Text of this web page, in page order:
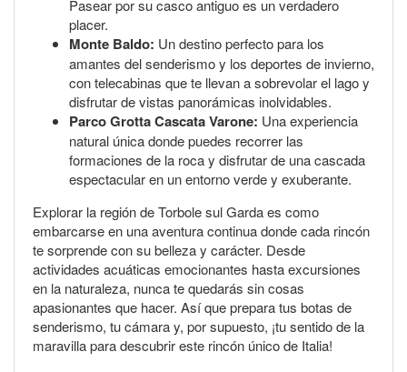
Pasear por su casco antiguo es un verdadero
placer.
Monte Baldo: Un destino perfecto para los
amantes del senderismo y los deportes de invierno,
con telecabinas que te llevan a sobrevolar el lago y
disfrutar de vistas panorámicas inolvidables.
Parco Grotta Cascata Varone: Una experiencia
natural única donde puedes recorrer las
formaciones de la roca y disfrutar de una cascada
espectacular en un entorno verde y exuberante.
Explorar la región de Torbole sul Garda es como
embarcarse en una aventura continua donde cada rincón
te sorprende con su belleza y carácter. Desde
actividades acuáticas emocionantes hasta excursiones
en la naturaleza, nunca te quedarás sin cosas
apasionantes que hacer. Así que prepara tus botas de
senderismo, tu cámara y, por supuesto, ¡tu sentido de la
maravilla para descubrir este rincón único de Italia!